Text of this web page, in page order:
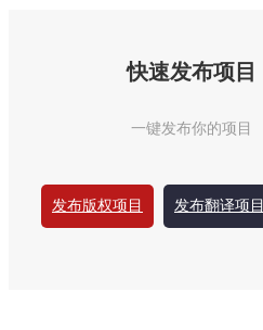
快速发布项目
一键发布你的项目
发布版权项目 发布翻译项目